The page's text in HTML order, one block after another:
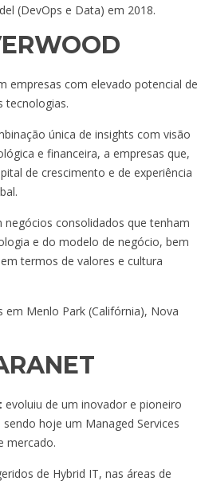
(DevOps e Data) em 2018.
empresas com elevado potencial de
tecnologias.
única de insights com visão
e financeira, a empresas que,
de crescimento e de experiência
consolidados que tenham
e do modelo de negócio, bem
termos de valores e cultura
Menlo Park (Califórnia), Nova
evoluiu de um inovador e pioneiro
hoje um Managed Services
mercado.
de Hybrid IT, nas áreas de